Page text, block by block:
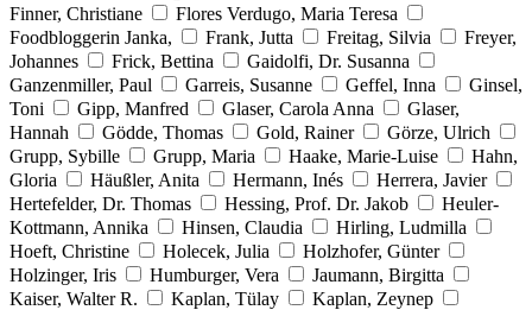
Finner, Christiane
Flores Verdugo, Maria Teresa
Foodbloggerin Janka,
Frank, Jutta Freitag, Silvia
Freyer,
Johannes
Frick, Bettina
Gaidolfi, Dr. Susanna
Ganzenmiller, Paul
Garreis, Susanne Geffel, Inna
Ginsel,
Toni
Gipp, Manfred Glaser, Carola Anna
Glaser,
Hannah
Gödde, Thomas Gold, Rainer
Görze, Ulrich
Grupp, Sybille
Grupp, Maria Haake, Marie-Luise
Hahn,
Gloria
Häußler, Anita Hermann, Inés
Herrera, Javier
Hertefelder, Dr. Thomas
Hessing, Prof. Dr. Jakob
Heuler-
Kottmann, Annika
Hinsen, Claudia
Hirling, Ludmilla
Hoeft, Christine
Holecek, Julia
Holzhofer, Günter
Holzinger, Iris
Humburger, Vera
Jaumann, Birgitta
Kaiser, Walter R.
Kaplan, Tülay
Kaplan, Zeynep